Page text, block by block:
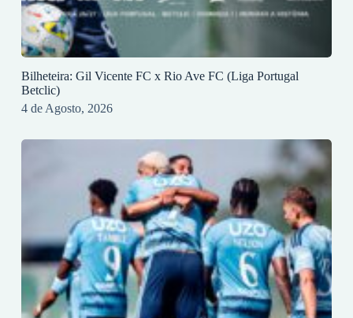
Bilheteira: Gil Vicente FC x Rio Ave FC (Liga Portugal
Betclic)
4 de Agosto, 2026